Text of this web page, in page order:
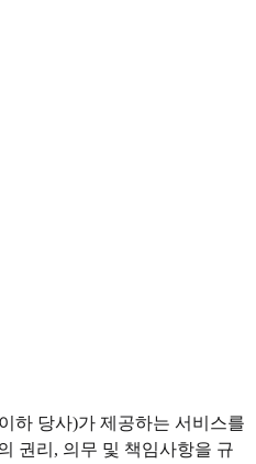
하 당사)가 제공하는 서비스를
권리, 의무 및 책임사항을 규